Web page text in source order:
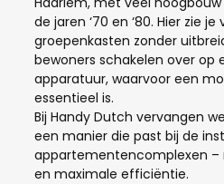
de jaren ‘70 en ‘80. Hier zie
groepenkasten zonder
bewoners schakelen over op
apparatuur, waarvoor een
essentieel is.
Bij Handy Dutch vervangen
een manier die past bij de
appartementencomplexen
en maximale efficiëntie.